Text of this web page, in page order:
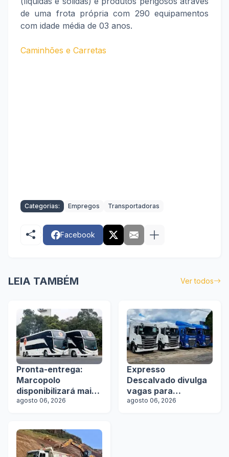
de uma frota própria com 290 equipamentos
com idade média de 03 anos.
Caminhões e Carretas
Categorias: Empregos Transportadoras
Facebook
LEIA TAMBÉM Ver todos
Pronta-entrega:
Marcopolo
disponibilizará mais
de 100 ônibus para
agosto 06, 2026
Expresso
Descalvado divulga
vagas para
motoristas
agosto 06, 2026